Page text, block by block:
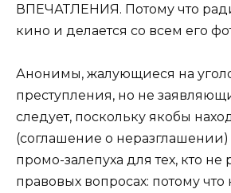
ВПЕЧАТЛЕНИЯ. Потому что
кино и делается со всем его
Анонимы, жалующиеся на
преступления, но не
следует, поскольку якобы
(соглашение о неразглашении)
промо-залепуха для тех, кто не
правовых вопросах: потому что